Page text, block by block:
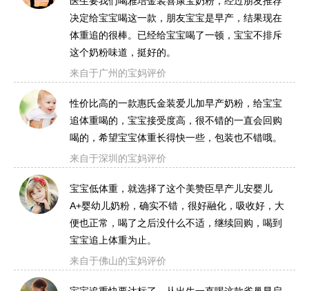
决定给宝宝喝这一款，朋友宝宝是早产，结果现在
体重追的很棒。已经给宝宝喝了一顿，宝宝不排斥
这个奶粉味道，挺好的。
来自于广州的宝妈评价
性价比高的一款惠氏金装爱儿加早产奶粉，给宝宝
追体重喝的，宝宝接受度高，很不错的一直会回购
喝的，希望宝宝体重长得快一些，包装也不错哦。
来自于深圳的宝妈评价
宝宝低体重，就选择了这个美赞臣早产儿安婴儿
A+婴幼儿奶粉，确实不错，很好融化，吸收好，大
便也正常，喝了之后没什么不适，继续回购，喝到
宝宝追上体重为止。
来自于佛山的宝妈评价